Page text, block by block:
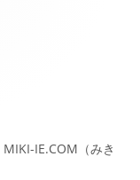
MIKI-IE.COM（みき